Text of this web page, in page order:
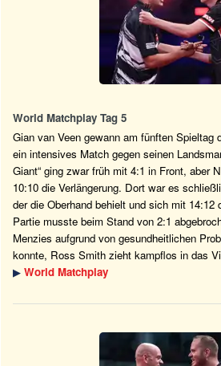
World Matchplay Tag 5
Gian van Veen gewann am fünften
ein intensives Match gegen seinen
Giant“ ging zwar früh mit 4:1 in Front, aber
10:10 die Verlängerung. Dort war es
der die Oberhand behielt und sich mit
Partie musste beim Stand von 2:1
Menzies aufgrund von gesundheitlichen
konnte, Ross Smith zieht kampflos in das
▶ World Matchplay